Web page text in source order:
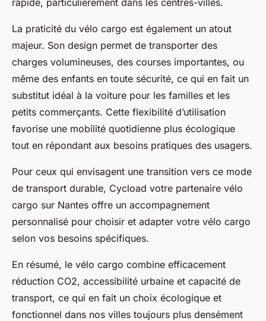
rapide, particulièrement dans les centres-villes.
La praticité du vélo cargo est également un atout
majeur. Son design permet de transporter des
charges volumineuses, des courses importantes, ou
même des enfants en toute sécurité, ce qui en fait un
substitut idéal à la voiture pour les familles et les
petits commerçants. Cette flexibilité d’utilisation
favorise une mobilité quotidienne plus écologique
tout en répondant aux besoins pratiques des usagers.
Pour ceux qui envisagent une transition vers ce mode
de transport durable, Cycload votre partenaire vélo
cargo sur Nantes offre un accompagnement
personnalisé pour choisir et adapter votre vélo cargo
selon vos besoins spécifiques.
En résumé, le vélo cargo combine efficacement
réduction CO2, accessibilité urbaine et capacité de
transport, ce qui en fait un choix écologique et
fonctionnel dans nos villes toujours plus densément